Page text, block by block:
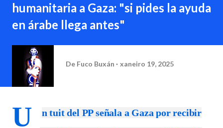
humanitaria a Gaza: "si pides la ayuda
en árabe llega antes"
De Fuco Buxán xaneiro 19, 2025
U
n tuit del PP señala a Gaza por recibir